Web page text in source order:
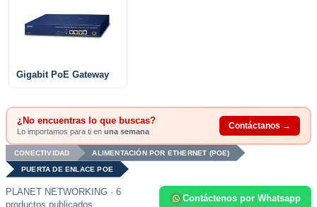
Gigabit PoE Gateway
¿No encuentras lo que buscas?
Lo importamos para ti en una semana
Contáctanos →
CONECTIVIDAD ALIMENTACIÓN POR ETHERNET (POE)
PUERTA DE ENLACE POE
PLANET NETWORKING · 6
productos publicados
Contáctenos por Whatsapp